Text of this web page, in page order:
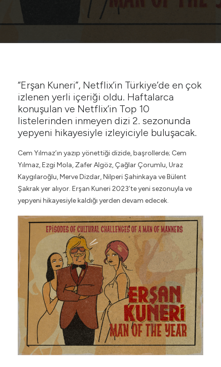
“Erşan Kuneri”, Netflix’in Türkiye’de en çok
izlenen yerli içeriği oldu. Haftalarca
konuşulan ve Netflix’in Top 10
listelerinden inmeyen dizi 2. sezonunda
yepyeni hikayesiyle izleyiciyle buluşacak.
Cem Yılmaz’ın yazıp yönettiği dizide, başrollerde; Cem
Yılmaz, Ezgi Mola, Zafer Algöz, Çağlar Çorumlu, Uraz
Kaygılaroğlu, Merve Dizdar, Nilperi Şahinkaya ve Bülent
Şakrak yer alıyor. Erşan Kuneri 2023’te yeni sezonuyla ve
yepyeni hikayesiyle kaldığı yerden devam edecek.